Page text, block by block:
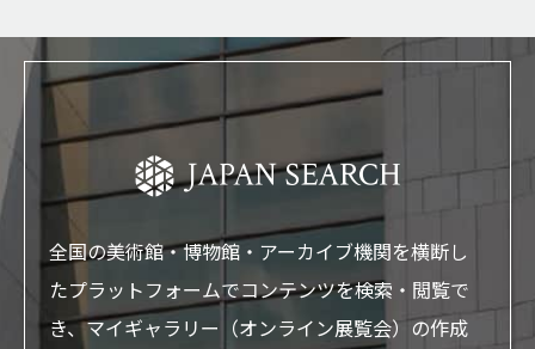
全国の美術館・博物館・アーカイブ機関を横断し
たプラットフォームでコンテンツを検索・閲覧で
き、マイギャラリー（オンライン展覧会）の作成